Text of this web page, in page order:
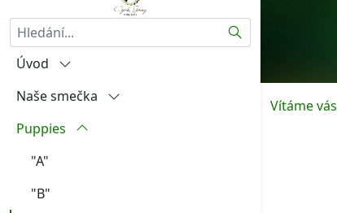
Úvod
Vítejte
Zásady zpracování vašich
Naše smečka
Igráček od Hněvína
Amalia Rosa Czech Spring
Aireen Czech Spring
Puppies
"A"
"B"
Hledat
Vítáme vás